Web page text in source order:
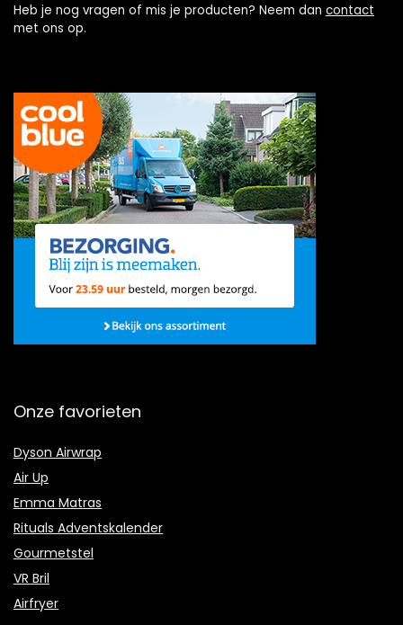
Heb je nog vragen of mis je producten? Neem dan contact
met ons op.
Onze favorieten
Dyson Airwrap
Air Up
Emma Matras
Rituals Adventskalender
Gourmetstel
VR Bril
Airfryer